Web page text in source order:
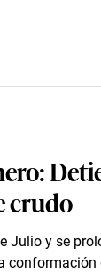
crudo
Julio y se